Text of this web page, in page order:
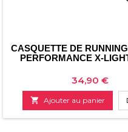
CASQUETTE DE
PERFORMANCE X-
Prix
34,90 €
 Ajouter au panier